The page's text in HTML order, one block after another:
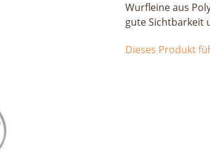
Wurfleine aus
gute Sichtbarkeit
Dieses Produkt